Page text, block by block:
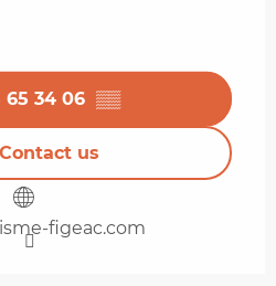
65 34 06 ▒▒
Contact us
figeac.com